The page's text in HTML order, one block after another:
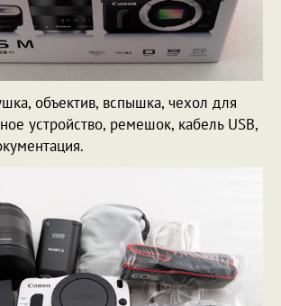
объектив, вспышка, чехол для
устройство, ремешок, кабель USB,